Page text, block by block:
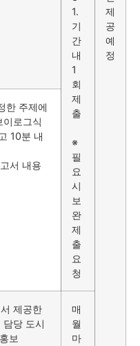
1.
기
간
내
1
회
제
출
※
필
요
시
보
완
제
출
요
청
제
공
예
정
한 주제에
로그식
10분 내
서 내용
제공한
담당 도시
보
매
월
마